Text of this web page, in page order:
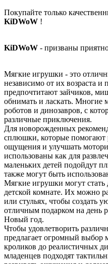
Покупайте только
KiDWoW !
KiDWoW - призваны
Мягкие игрушки - это
независимо от их возраста
предпочтитают зайчиков,
обнимать и ласкать. Многие
роботов и динозавров, с
различные приключения.
Для новорожденных
сплюшки, которые помогают
ощущения и улучшать
использованы как для
маленьких детей подойдут
также могут быть
Мягкие игрушки могут
детской комнате. Их можно
или стульях, чтобы создать
отличным подарком на день
Новый год.
Чтобы удовлетворить
предлагает огромный выбор
кроликов до реалистичных
младенцев подходят